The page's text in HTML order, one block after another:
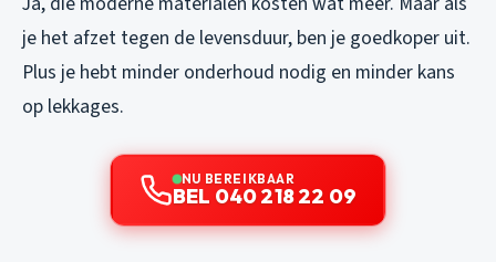
je het afzet tegen de levensduur, ben je goedkoper uit.
Plus je hebt minder onderhoud nodig en minder kans
op lekkages.
NU BEREIKBAAR
BEL 040 218 22 09